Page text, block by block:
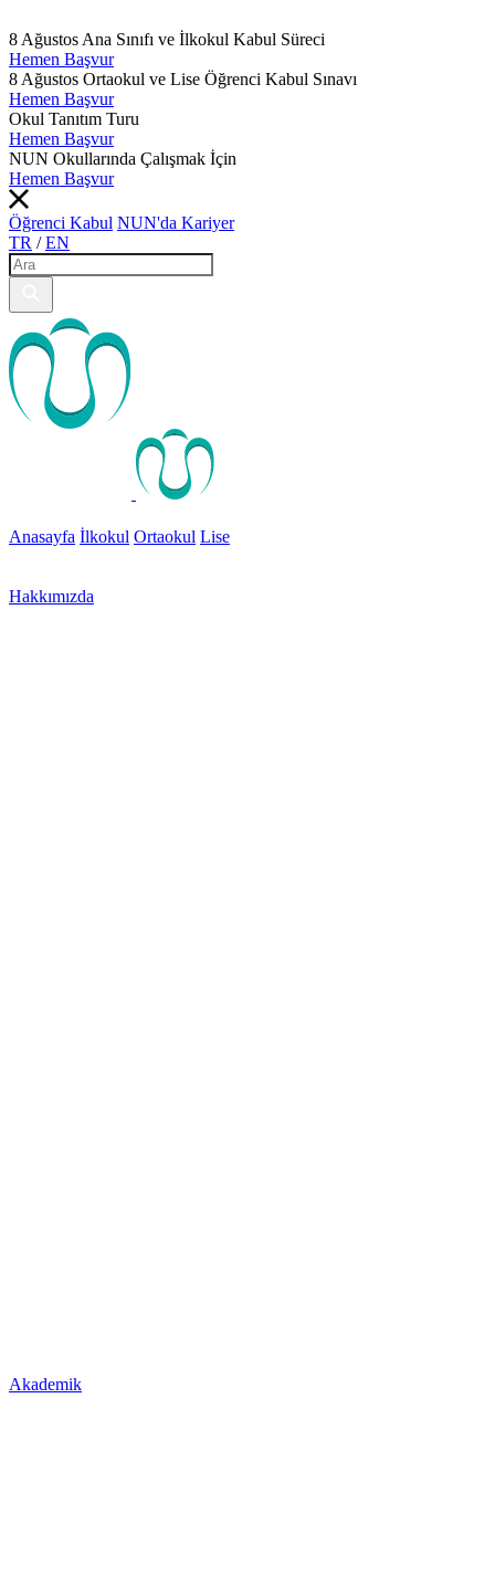
8 Ağustos Ana Sınıfı ve İlkokul Kabul Süreci
Hemen Başvur
8 Ağustos Ortaokul ve Lise Öğrenci Kabul Sınavı
Hemen Başvur
Okul Tanıtım Turu
Hemen Başvur
NUN Okullarında Çalışmak İçin
Hemen Başvur
Öğrenci Kabul NUN'da Kariyer
TR /EN
Anasayfa İlkokul Ortaokul Lise
Hakkımızda
Akademik